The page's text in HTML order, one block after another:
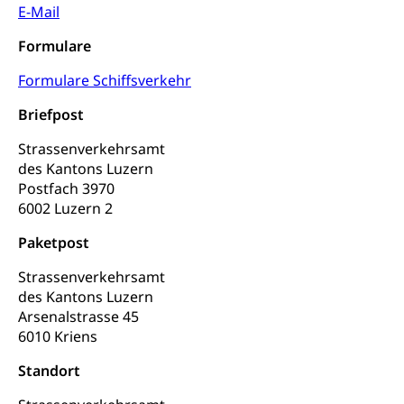
E-Mail
Formulare
Formulare Schiffsverkehr
Briefpost
Strassenverkehrsamt
des Kantons Luzern
Postfach 3970
6002 Luzern 2
Paketpost
Strassenverkehrsamt
des Kantons Luzern
Arsenalstrasse 45
6010 Kriens
Standort
Zentralschweizer Filmförderung
Mobilität
Schiene und öffentlicher Verkehr
Schienenverkehr, Zugverkehr, Bahnverkehr,
Transportmittel, öffentlicher Verkehr
Verkehrsverbund Luzern VVL
Schifffahrt
Flussschifffahrt
Schifffahrt (Strassenverkehrsamt)
Strasse
Autoverkehr, Lastwagenverkehr, Schwerverkehr,
leistungsabhängige Schwerverkehrsabgabe,
Individualverkehr